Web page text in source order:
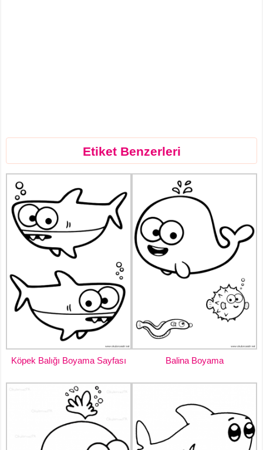
Etiket Benzerleri
Köpek Balığı Boyama Sayfası Balina Boyama